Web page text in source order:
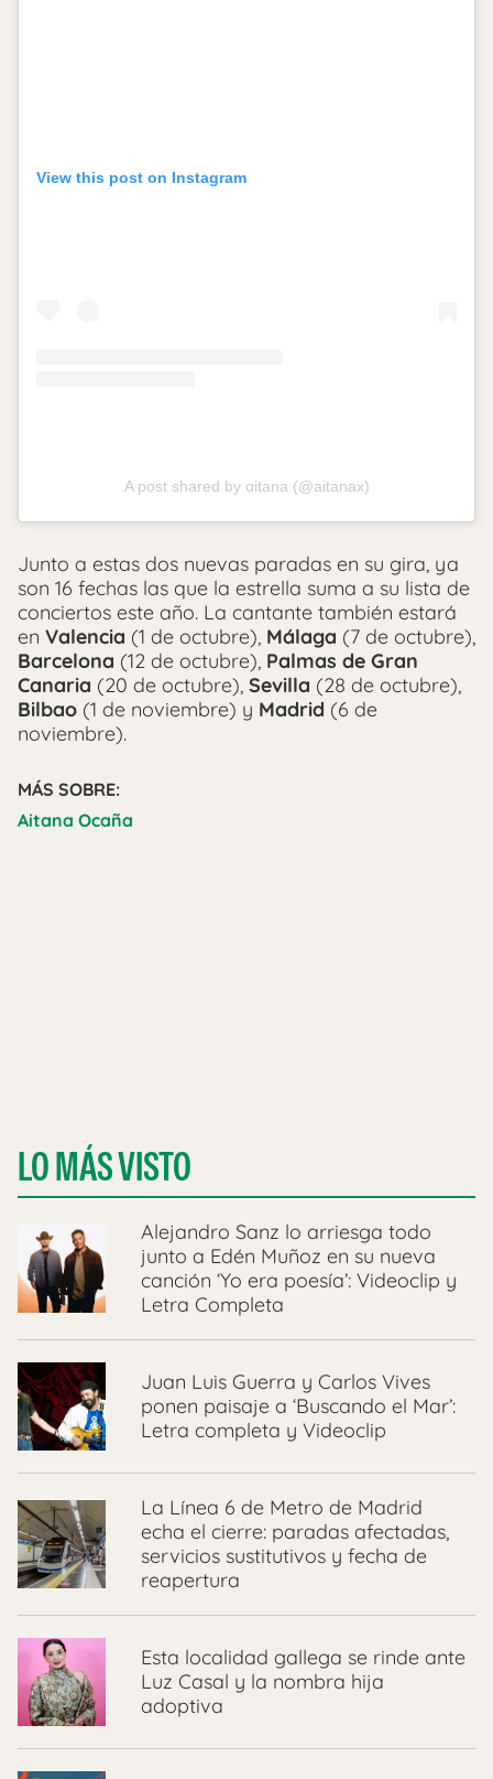
View this post on Instagram
A post shared by αitana (@aitanax)
Junto a estas dos nuevas paradas en su gira, ya
son 16 fechas las que la estrella suma a su lista de
conciertos este año. La cantante también estará
en Valencia (1 de octubre), Málaga (7 de octubre),
Barcelona (12 de octubre), Palmas de Gran
Canaria (20 de octubre), Sevilla (28 de octubre),
Bilbao (1 de noviembre) y Madrid (6 de
noviembre).
MÁS SOBRE:
Aitana Ocaña
LO MÁS VISTO
Alejandro Sanz lo arriesga todo
junto a Edén Muñoz en su nueva
canción ‘Yo era poesía’: Videoclip y
Letra Completa
Juan Luis Guerra y Carlos Vives
ponen paisaje a ‘Buscando el Mar’:
Letra completa y Videoclip
La Línea 6 de Metro de Madrid
echa el cierre: paradas afectadas,
servicios sustitutivos y fecha de
reapertura
Esta localidad gallega se rinde ante
Luz Casal y la nombra hija
adoptiva